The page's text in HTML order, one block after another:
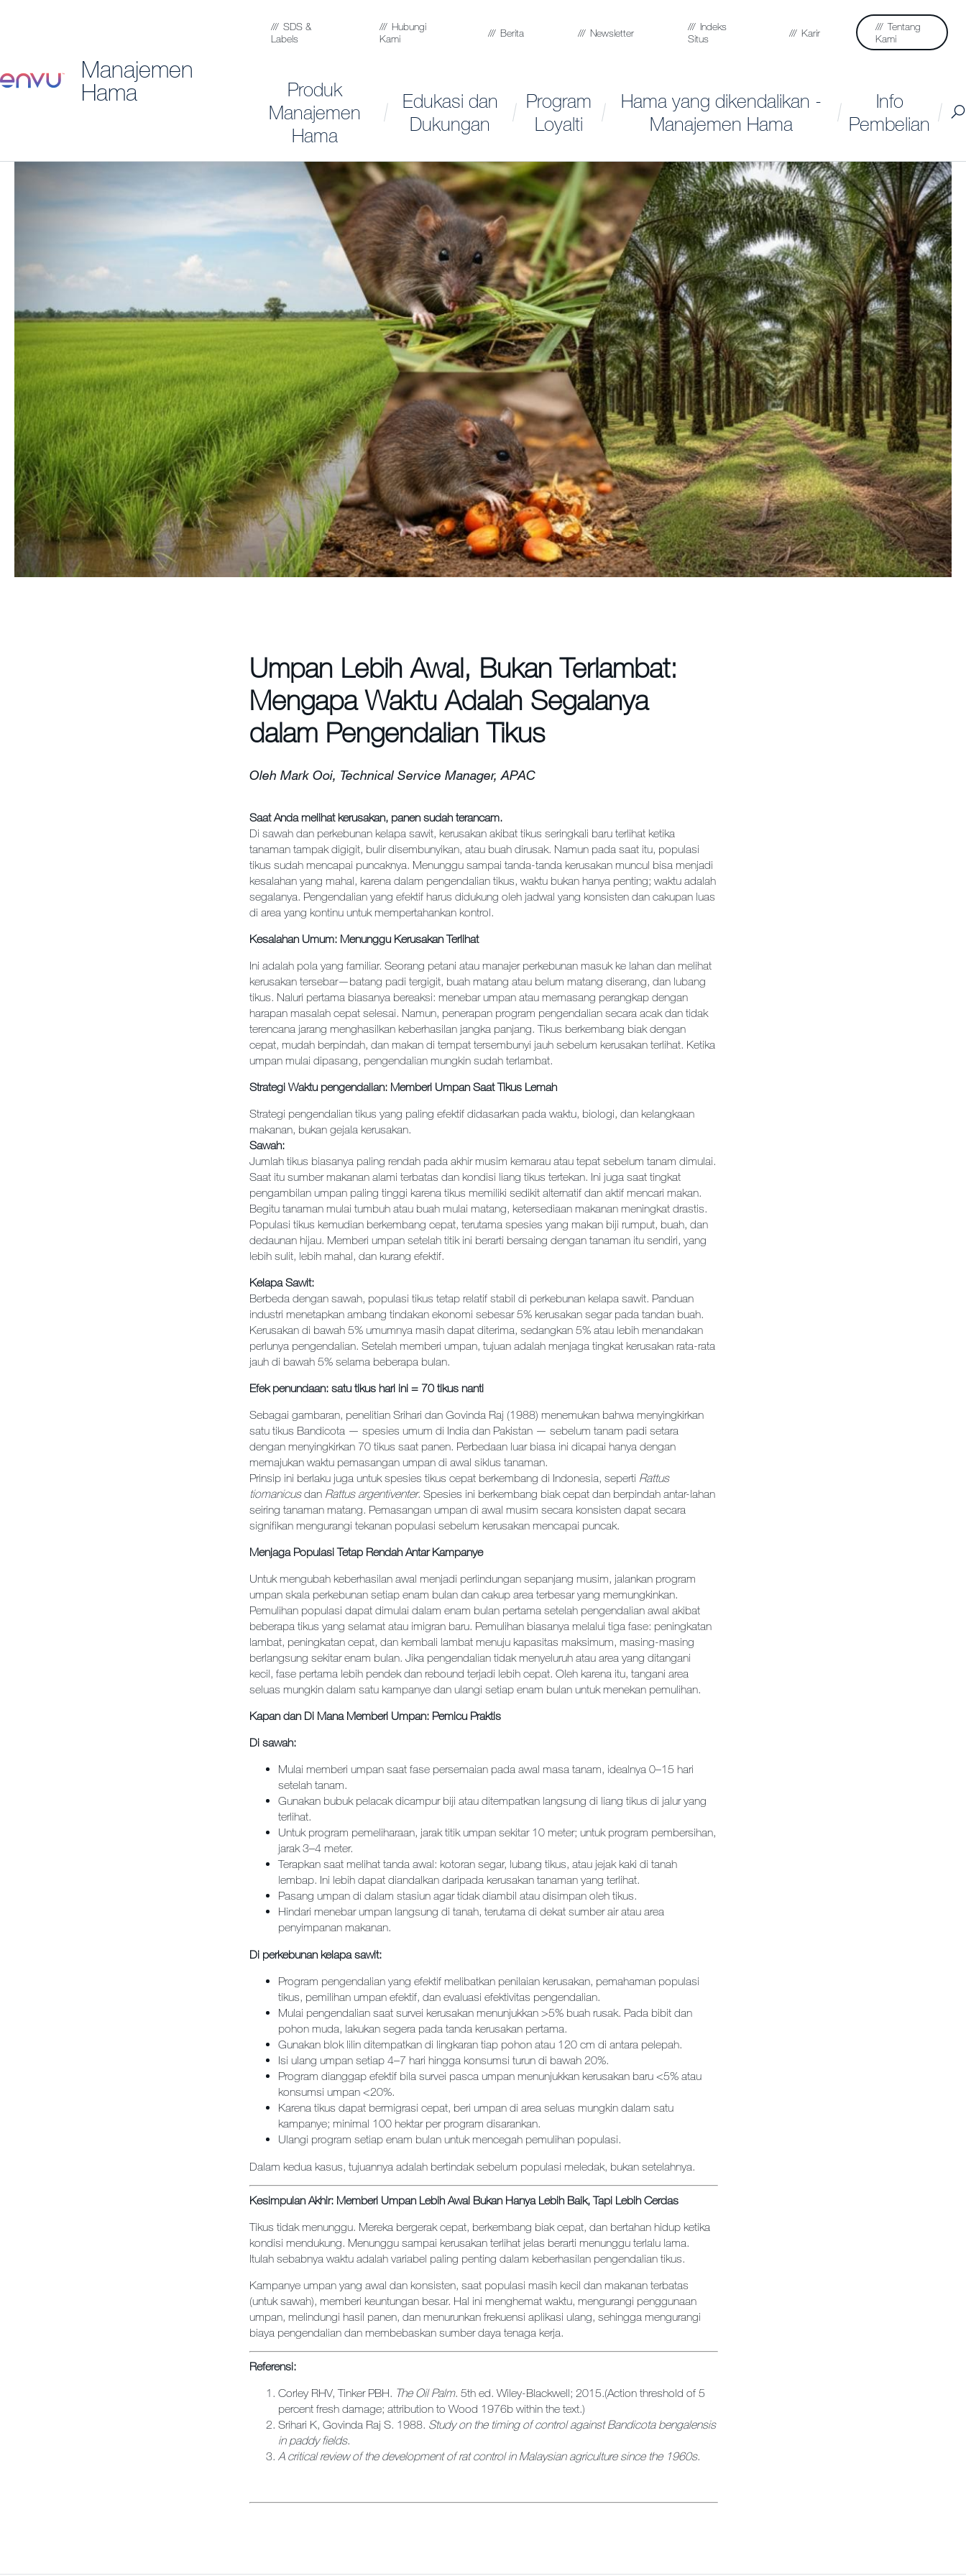
Manajemen
Hama
SDS &
Labels
Hubungi
Kami
Berita Newsletter
Indeks
Situs
Karir
Tentang
Kami
Produk
Manajemen
Hama
Edukasi dan
Dukungan
Program
Loyalti
Hama yang dikendalikan -
Manajemen Hama
Info
Pembelian
Umpan Lebih Awal, Bukan Terlambat:
Mengapa Waktu Adalah Segalanya
dalam Pengendalian Tikus
Oleh Mark Ooi, Technical Service Manager, APAC
Saat Anda melihat kerusakan, panen sudah terancam.
Di sawah dan perkebunan kelapa sawit, kerusakan akibat tikus seringkali baru terlihat ketika
tanaman tampak digigit, bulir disembunyikan, atau buah dirusak. Namun pada saat itu, populasi
tikus sudah mencapai puncaknya. Menunggu sampai tanda-tanda kerusakan muncul bisa menjadi
kesalahan yang mahal, karena dalam pengendalian tikus, waktu bukan hanya penting; waktu adalah
segalanya. Pengendalian yang efektif harus didukung oleh jadwal yang konsisten dan cakupan luas
di area yang kontinu untuk mempertahankan kontrol.
Kesalahan Umum: Menunggu Kerusakan Terlihat
Ini adalah pola yang familiar. Seorang petani atau manajer perkebunan masuk ke lahan dan melihat
kerusakan tersebar—batang padi tergigit, buah matang atau belum matang diserang, dan lubang
tikus. Naluri pertama biasanya bereaksi: menebar umpan atau memasang perangkap dengan
harapan masalah cepat selesai. Namun, penerapan program pengendalian secara acak dan tidak
terencana jarang menghasilkan keberhasilan jangka panjang. Tikus berkembang biak dengan
cepat, mudah berpindah, dan makan di tempat tersembunyi jauh sebelum kerusakan terlihat. Ketika
umpan mulai dipasang, pengendalian mungkin sudah terlambat.
Strategi Waktu pengendalian: Memberi Umpan Saat Tikus Lemah
Strategi pengendalian tikus yang paling efektif didasarkan pada waktu, biologi, dan kelangkaan
makanan, bukan gejala kerusakan.
Sawah:
Jumlah tikus biasanya paling rendah pada akhir musim kemarau atau tepat sebelum tanam dimulai.
Saat itu sumber makanan alami terbatas dan kondisi liang tikus tertekan. Ini juga saat tingkat
pengambilan umpan paling tinggi karena tikus memiliki sedikit alternatif dan aktif mencari makan.
Begitu tanaman mulai tumbuh atau buah mulai matang, ketersediaan makanan meningkat drastis.
Populasi tikus kemudian berkembang cepat, terutama spesies yang makan biji rumput, buah, dan
dedaunan hijau. Memberi umpan setelah titik ini berarti bersaing dengan tanaman itu sendiri, yang
lebih sulit, lebih mahal, dan kurang efektif.
Kelapa Sawit:
Berbeda dengan sawah, populasi tikus tetap relatif stabil di perkebunan kelapa sawit. Panduan
industri menetapkan ambang tindakan ekonomi sebesar 5% kerusakan segar pada tandan buah.
Kerusakan di bawah 5% umumnya masih dapat diterima, sedangkan 5% atau lebih menandakan
perlunya pengendalian. Setelah memberi umpan, tujuan adalah menjaga tingkat kerusakan rata-rata
jauh di bawah 5% selama beberapa bulan.
Efek penundaan: satu tikus hari ini = 70 tikus nanti
Sebagai gambaran, penelitian Srihari dan Govinda Raj (1988) menemukan bahwa menyingkirkan
satu tikus Bandicota — spesies umum di India dan Pakistan — sebelum tanam padi setara
dengan menyingkirkan 70 tikus saat panen. Perbedaan luar biasa ini dicapai hanya dengan
memajukan waktu pemasangan umpan di awal siklus tanaman.
Prinsip ini berlaku juga untuk spesies tikus cepat berkembang di Indonesia, seperti Rattus
tiomanicusdan Rattus argentiventer. Spesies ini berkembang biak cepat dan berpindah antar-lahan
seiring tanaman matang. Pemasangan umpan di awal musim secara konsisten dapat secara
signifikan mengurangi tekanan populasi sebelum kerusakan mencapai puncak.
Menjaga Populasi Tetap Rendah Antar Kampanye
Untuk mengubah keberhasilan awal menjadi perlindungan sepanjang musim, jalankan program
umpan skala perkebunan setiap enam bulan dan cakup area terbesar yang memungkinkan.
Pemulihan populasi dapat dimulai dalam enam bulan pertama setelah pengendalian awal akibat
beberapa tikus yang selamat atau imigran baru. Pemulihan biasanya melalui tiga fase: peningkatan
lambat, peningkatan cepat, dan kembali lambat menuju kapasitas maksimum, masing-masing
berlangsung sekitar enam bulan. Jika pengendalian tidak menyeluruh atau area yang ditangani
kecil, fase pertama lebih pendek dan rebound terjadi lebih cepat. Oleh karena itu, tangani area
seluas mungkin dalam satu kampanye dan ulangi setiap enam bulan untuk menekan pemulihan.
Kapan dan Di Mana Memberi Umpan: Pemicu Praktis
Di sawah:
Mulai memberi umpan saat fase persemaian pada awal masa tanam, idealnya 0–15 hari
setelah tanam.
Gunakan bubuk pelacak dicampur biji atau ditempatkan langsung di liang tikus di jalur yang
terlihat.
Untuk program pemeliharaan, jarak titik umpan sekitar 10 meter; untuk program pembersihan,
jarak 3–4 meter.
Terapkan saat melihat tanda awal: kotoran segar, lubang tikus, atau jejak kaki di tanah
lembap. Ini lebih dapat diandalkan daripada kerusakan tanaman yang terlihat.
Pasang umpan di dalam stasiun agar tidak diambil atau disimpan oleh tikus.
Hindari menebar umpan langsung di tanah, terutama di dekat sumber air atau area
penyimpanan makanan.
Di perkebunan kelapa sawit:
Program pengendalian yang efektif melibatkan penilaian kerusakan, pemahaman populasi
tikus, pemilihan umpan efektif, dan evaluasi efektivitas pengendalian.
Mulai pengendalian saat survei kerusakan menunjukkan >5% buah rusak. Pada bibit dan
pohon muda, lakukan segera pada tanda kerusakan pertama.
Gunakan blok lilin ditempatkan di lingkaran tiap pohon atau 120 cm di antara pelepah.
Isi ulang umpan setiap 4–7 hari hingga konsumsi turun di bawah 20%.
Program dianggap efektif bila survei pasca umpan menunjukkan kerusakan baru <5% atau
konsumsi umpan <20%.
Karena tikus dapat bermigrasi cepat, beri umpan di area seluas mungkin dalam satu
kampanye; minimal 100 hektar per program disarankan.
Ulangi program setiap enam bulan untuk mencegah pemulihan populasi.
Dalam kedua kasus, tujuannya adalah bertindak sebelum populasi meledak, bukan setelahnya.
Kesimpulan Akhir: Memberi Umpan Lebih Awal Bukan Hanya Lebih Baik, Tapi Lebih Cerdas
Tikus tidak menunggu. Mereka bergerak cepat, berkembang biak cepat, dan bertahan hidup ketika
kondisi mendukung. Menunggu sampai kerusakan terlihat jelas berarti menunggu terlalu lama.
Itulah sebabnya waktu adalah variabel paling penting dalam keberhasilan pengendalian tikus.
Kampanye umpan yang awal dan konsisten, saat populasi masih kecil dan makanan terbatas
(untuk sawah), memberi keuntungan besar. Hal ini menghemat waktu, mengurangi penggunaan
umpan, melindungi hasil panen, dan menurunkan frekuensi aplikasi ulang, sehingga mengurangi
biaya pengendalian dan membebaskan sumber daya tenaga kerja.
Referensi:
Corley RHV, Tinker PBH. The Oil Palm. 5th ed. Wiley-Blackwell; 2015.(Action threshold of 5
percent fresh damage; attribution to Wood 1976b within the text.)
Srihari K, Govinda Raj S. 1988. Study on the timing of control against Bandicota bengalensis
in paddy fields.
A critical review of the development of rat control in Malaysian agriculture since the 1960s.